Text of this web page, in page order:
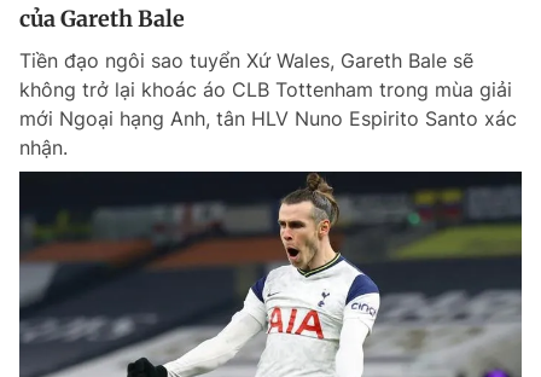
của Gareth Bale
Tiền đạo ngôi sao tuyển Xứ Wales, Gareth Bale sẽ
không trở lại khoác áo CLB Tottenham trong mùa giải
mới Ngoại hạng Anh, tân HLV Nuno Espirito Santo xác
nhận.